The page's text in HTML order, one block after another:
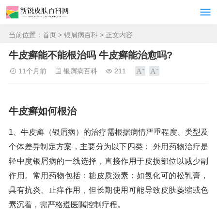
当前位置： 首页 > 银屑病百科 > 正文内容
牛皮癣能不能根治吗 牛皮癣能治愈吗?
11个月前 银屑病百科 211
牛皮癣如何根治
1、牛皮癣（银屑病）的治疗需根据病情严重程度、类型及
个体差异制定方案，主要分为以下四类： 外用药物治疗是
轻中度银屑病的一线选择，直接作用于皮损部位以减少副
作用。常用药物包括：糖皮质激素：如氢化可的松乳膏，
具有抗炎、止痒作用，但长期使用可能导致皮肤萎缩或色
素沉着，需严格遵医嘱控制疗程。